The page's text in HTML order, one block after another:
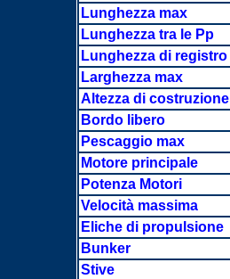
Lunghezza max
Lunghezza tra le Pp
Lunghezza di registro
Larghezza max
Altezza di costruzione
Bordo libero
Pescaggio max
Motore principale
Potenza Motori
Velocità massima
Eliche di propulsione
Bunker
Stive